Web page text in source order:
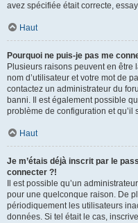
avez spécifiée était correcte,
Haut
Pourquoi ne puis-je pas me
Plusieurs raisons peuvent en être
nom d’utilisateur et votre mot de
contactez un administrateur du
banni. Il est également possible
problème de configuration et qu’il
Haut
Je m’étais déjà inscrit par le
connecter ?!
Il est possible qu’un
pour une quelconque raison. De
périodiquement les utilisateurs
données. Si tel était le cas,